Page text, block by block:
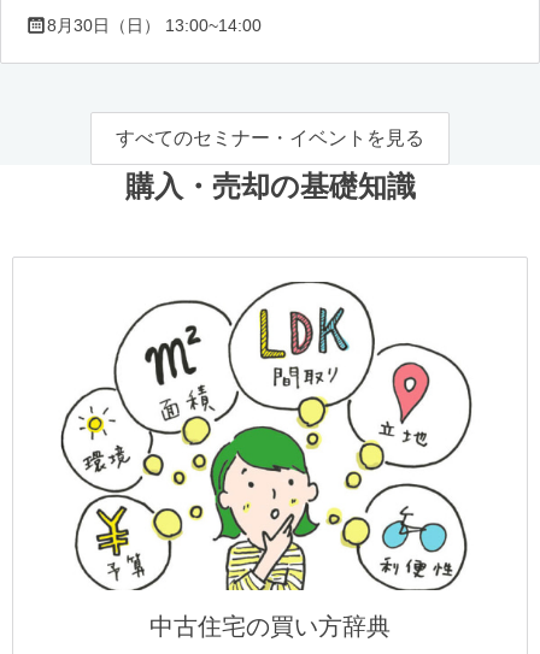
8月30日（日） 13:00~14:00
すべてのセミナー・イベントを見る
購入・売却の基礎知識
中古住宅の買い方辞典